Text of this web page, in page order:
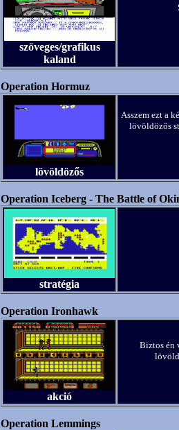
szöveges/grafikus
kaland
Operation Hormuz
lövöldözős
Asszem ezt a
lövöldözős
Operation Iceberg - The Battle of
stratégia
Operation Ironhawk
akció
Biztos én
Operation Lemmings